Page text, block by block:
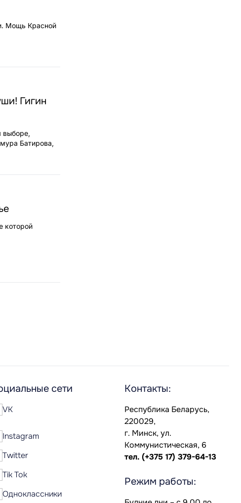
Мощь Красной
Гигин
выборе,
Батирова,
которой
сети
VK
Instagram
Twitter
Tik Tok
Одноклассники
Контакты:
Республика Беларусь,
220029,
г. Минск, ул.
Коммунистическая, 6
тел. (+375 17) 379-64-13
Режим работы: